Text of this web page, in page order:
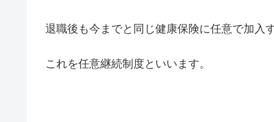
退職後も今までと同じ健康保険に任意で加入
これを任意継続制度といいます。